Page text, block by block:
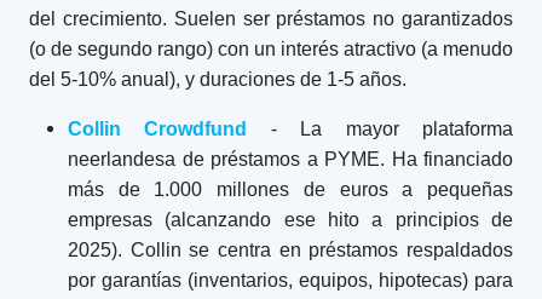
del crecimiento. Suelen ser préstamos no garantizados
(o de segundo rango) con un interés atractivo (a menudo
del 5-10% anual), y duraciones de 1-5 años.
Collin Crowdfund
- La mayor plataforma
neerlandesa de préstamos a PYME. Ha financiado
más de 1.000 millones de euros a pequeñas
empresas (alcanzando ese hito a principios de
2025). Collin se centra en préstamos respaldados
por garantías (inventarios, equipos, hipotecas) para